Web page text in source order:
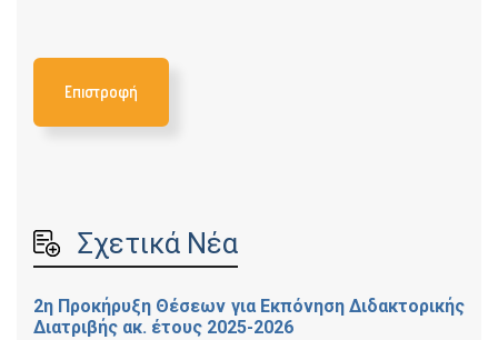
Επιστροφή
Σχετικά Νέα
2η Προκήρυξη Θέσεων για Εκπόνηση Διδακτορικής
Διατριβής ακ. έτους 2025-2026